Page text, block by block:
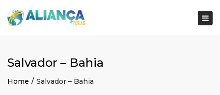
Salvador – Bahia
Home Salvador – Bahia